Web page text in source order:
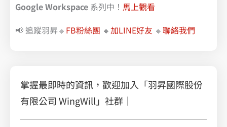
Google Workspace 系列中！ 馬上觀看
📢 追蹤羽昇🔸 FB粉絲團 🔸加LINE好友 🔸聯絡我們
掌握最即時的資訊，歡迎加入「羽昇國際股份
有限公司 WingWill」社群｜